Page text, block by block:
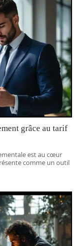
grâce au tarif
est au cœur
comme un outil